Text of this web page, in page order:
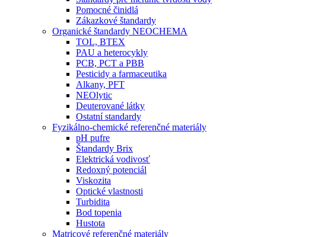
Pomocné činidlá
Zákazkové štandardy
Organické štandardy NEOCHEMA
TOL, BTEX
PAU a heterocykly
PCB, PCT a PBB
Pesticidy a farmaceutika
Alkany, PFT
NEOlytic
Deuterované látky
Ostatní standardy
Fyzikálno-chemické referenčné materiály
pH pufre
Štandardy Brix
Elektrická vodivosť
Redoxný potenciál
Viskozita
Optické vlastnosti
Turbidita
Bod topenia
Hustota
Matricové referenčné materiály